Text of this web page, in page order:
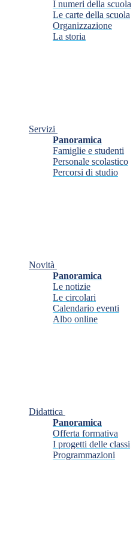
I numeri della scuola
Le carte della scuola
Organizzazione
La storia
Servizi
Panoramica
Famiglie e studenti
Personale scolastico
Percorsi di studio
Novità
Panoramica
Le notizie
Le circolari
Calendario eventi
Albo online
Didattica
Panoramica
Offerta formativa
I progetti delle classi
Programmazioni